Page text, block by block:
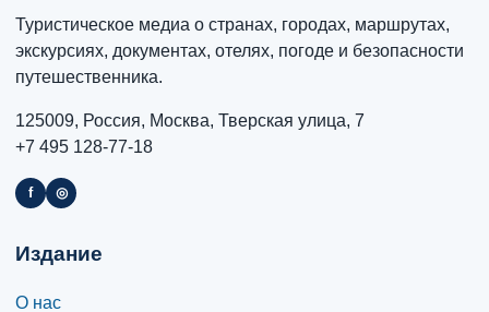
Туристическое медиа о странах, городах, маршрутах,
экскурсиях, документах, отелях, погоде и безопасности
путешественника.
125009, Россия, Москва, Тверская улица, 7
+7 495 128-77-18
f ◎
Издание
О нас